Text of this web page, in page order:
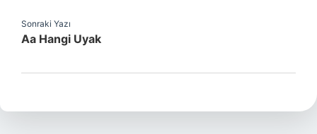
Sonraki Yazı
Aa Hangi Uyak